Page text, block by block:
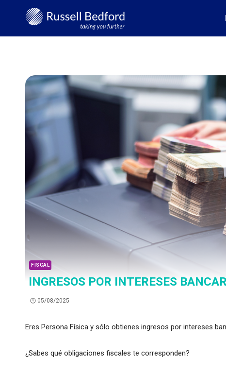
FISCAL
INGRESOS POR INTERESES
05/08/2025
Eres Persona Física y sólo obtienes ingresos por intereses
¿Sabes qué obligaciones fiscales te corresponden?